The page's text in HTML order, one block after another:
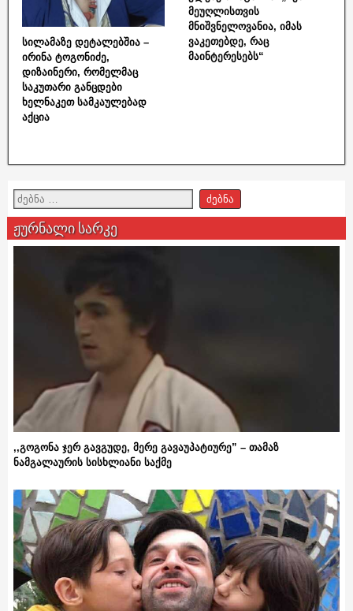
სილამაზე დეტალებშია –
ირინა ტოგონიძე,
დიზაინერი, რომელმაც
საკუთარი განცდები
ხელნაკეთ სამკაულებად
აქცია
მეუღლისთვის
მნიშვნელოვანია, იმას
ვაკეთებდე, რაც
მაინტერესებს“
ჟურნალი სარკე
,,გოგონა ჯერ გავგუდე, მერე გავაუპატიურე” – თამაზ
ნამგალაურის სისხლიანი საქმე